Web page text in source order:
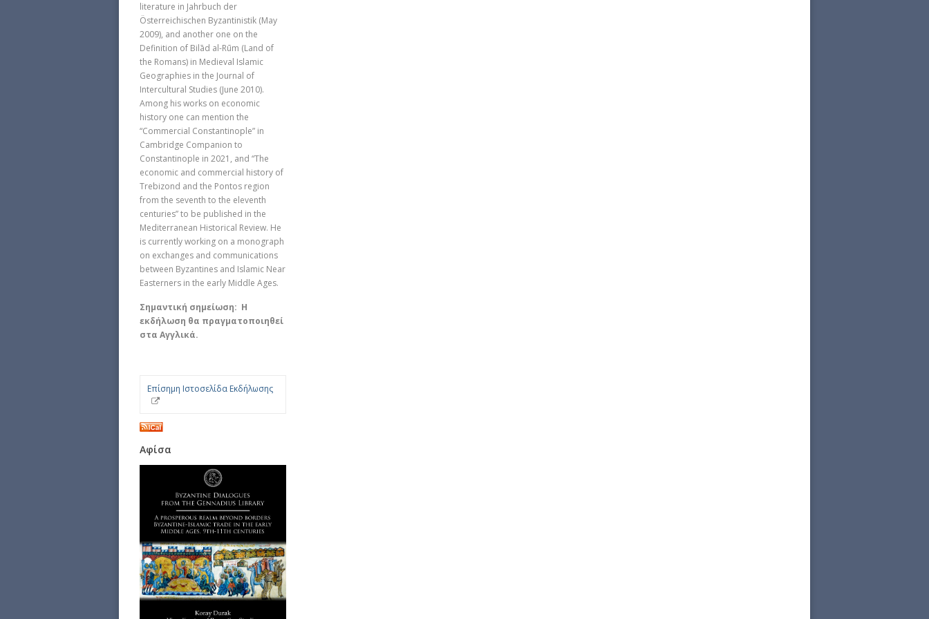
literature in Jahrbuch der
Österreichischen Byzantinistik (May
2009), and another one on the
Definition of Bilād al-Rūm (Land of
the Romans) in Medieval Islamic
Geographies in the Journal of
Intercultural Studies (June 2010).
Among his works on economic
history one can mention the
“Commercial Constantinople” in
Cambridge Companion to
Constantinople in 2021, and “The
economic and commercial history of
Trebizond and the Pontos region
from the seventh to the eleventh
centuries” to be published in the
Mediterranean Historical Review. He
is currently working on a monograph
on exchanges and communications
between Byzantines and Islamic Near
Easterners in the early Middle Ages.
Σημαντική σημείωση: Η
εκδήλωση θα πραγματοποιηθεί
στα Αγγλικά.
Επίσημη Ιστοσελίδα Εκδήλωσης
Αφίσα